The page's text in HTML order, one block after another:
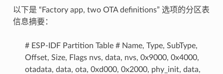
以下是 “Factory app, two OTA definitions” 选项的分区表
信息摘要：
# ESP-IDF Partition Table # Name, Type, SubType,
Offset, Size, Flags nvs, data, nvs, 0x9000, 0x4000,
otadata, data, ota, 0xd000, 0x2000, phy_init, data,